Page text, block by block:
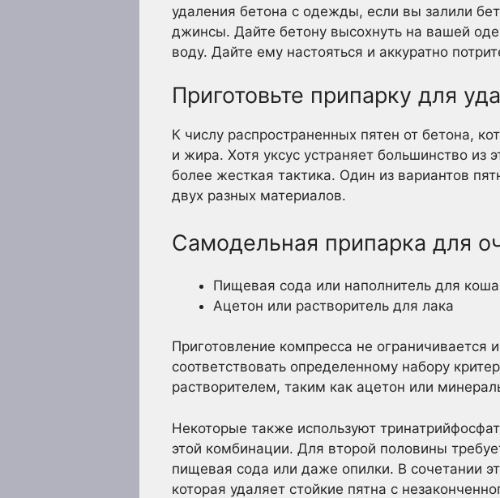
удаления бетона с одежды, если вы залили
джинсы. Дайте бетону высохнуть на вашей
воду. Дайте ему настояться и аккуратно
Приготовьте припарку для
К числу распространенных пятен от бетона,
и жира. Хотя уксус устраняет большинство
более жесткая тактика. Один из вариантов
двух разных материалов.
Самодельная припарка для
Пищевая сода или наполнитель для
Ацетон или растворитель для лака
Приготовление компресса не
соответствовать определенному набору
растворителем, таким как ацетон или
Некоторые также используют
этой комбинации. Для второй половины
пищевая сода или даже опилки. В сочетании
которая удаляет стойкие пятна с